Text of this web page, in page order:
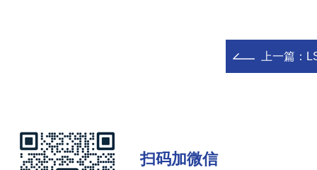
上一篇：
扫码加微信